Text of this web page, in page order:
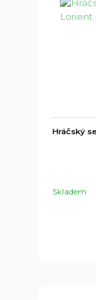
Hráčský
Skladem